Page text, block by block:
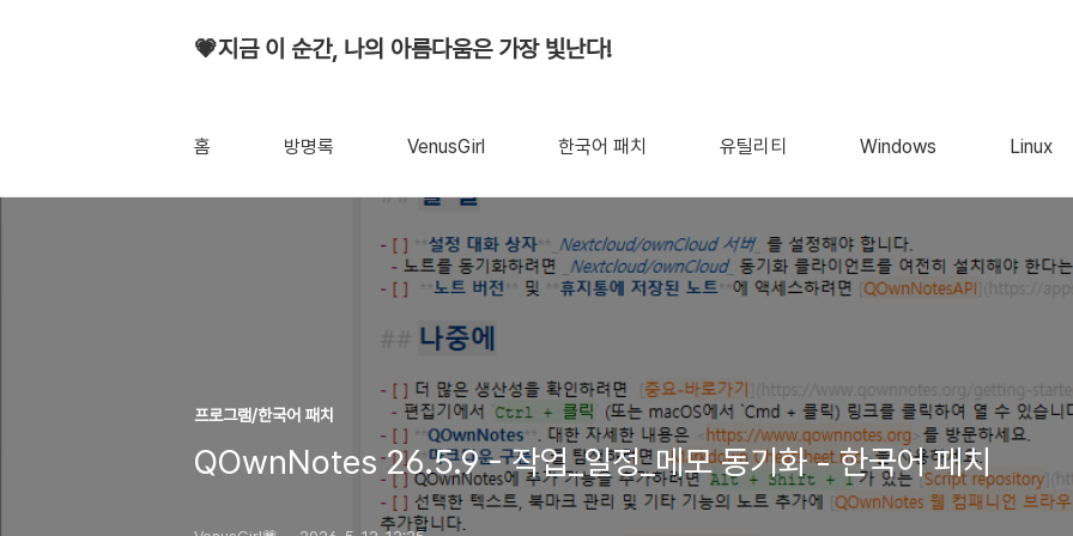
💗지금 이 순간, 나의 아름다움은 가장 빛난다!
홈 방명록 VenusGirl 한국어 패치 유틸리티 Windows Linux
프로그램/한국어 패치
QOwnNotes 26.5.9 - 작업_일정_메모 동기화 - 한국어 패치